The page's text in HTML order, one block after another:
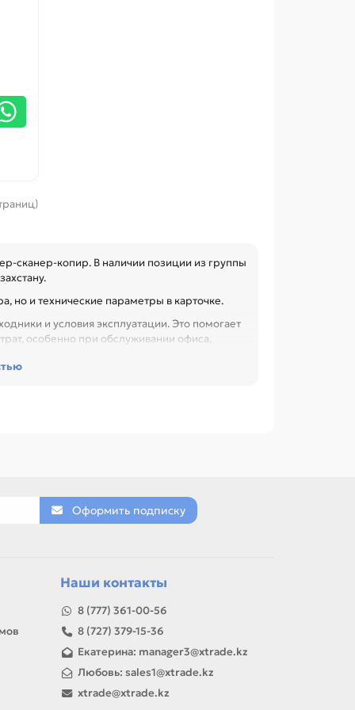
сканер-копир. В наличии позиции из группы
но и технические параметры в карточке.
и условия эксплуатации. Это помогает
особенно при обслуживании офиса,
можно использовать для замены,
Оформить подписку
Наши контакты
8 (777) 361-00-56
8 (727) 379-15-36
Екатерина: manager3@xtrade.kz
Любовь: sales1@xtrade.kz
xtrade@xtrade.kz